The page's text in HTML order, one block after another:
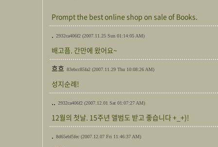
Prompt the best online shop on sale of Books.
. 2932ca406f2 (2007.11.25 Sun 01:14:05 AM)
배고픔. 간만에 왔어요~
흐흐 83ebcc85fa2 (2007.11.29 Thu 10:08:26 AM)
성지순례!
.. 2932ca406f2 (2007.12.01 Sat 01:07:27 AM)
12월의 첫날. 15주년 앨범도 받고 좋습니다 +_+)!
. 8d65ebf5fec (2007.12.07 Fri 11:46:37 AM)